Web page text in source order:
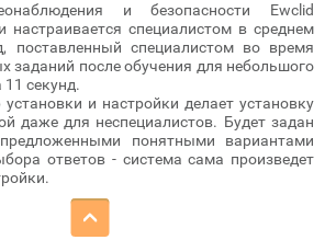
и безопасности Ewclid
настраивается специалистом в среднем
поставленный специалистом во время
заданий после обучения для небольшого
секунд.
и настройки делает установку
даже для неспециалистов. Будет задан
понятными вариантами
ответов - система сама произведет